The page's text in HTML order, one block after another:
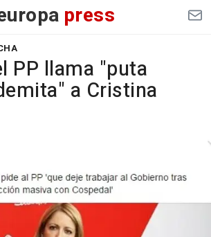
press
PP llama "puta
a Cristina